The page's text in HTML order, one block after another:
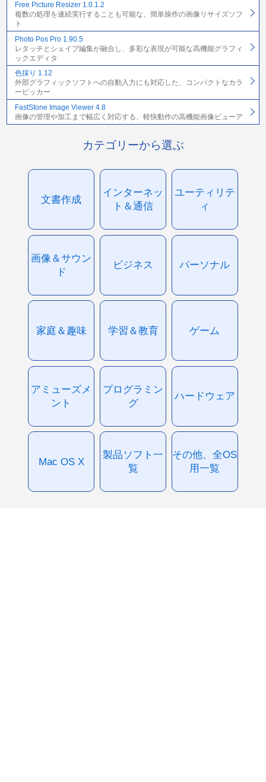
Free Picture Resizer 1.0.1.2
複数の処理を連続実行することも可能な、簡単操作の画像リサイズソフ
ト
Photo Pos Pro 1.90.5
レタッチとシェイプ編集が融合し、多彩な表現が可能な高機能グラフィ
ックエディタ
色採り 1.12
外部グラフィックソフトへの自動入力にも対応した、コンパクトなカラ
ーピッカー
FastStone Image Viewer 4.8
画像の管理や加工まで幅広く対応する、軽快動作の高機能画像ビューア
カテゴリーから選ぶ
文書作成
インターネッ
ト＆通信
ユーティリテ
ィ
画像＆サウン
ド
ビジネス パーソナル
家庭＆趣味 学習＆教育 ゲーム
アミューズメ
ント
プログラミン
グ
ハードウェア
Mac OS X
製品ソフト一
覧
その他、全OS
用一覧